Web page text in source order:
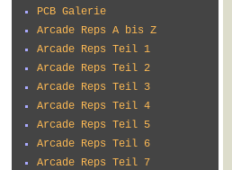
PCB Galerie
Arcade Reps A bis Z
Arcade Reps Teil 1
Arcade Reps Teil 2
Arcade Reps Teil 3
Arcade Reps Teil 4
Arcade Reps Teil 5
Arcade Reps Teil 6
Arcade Reps Teil 7